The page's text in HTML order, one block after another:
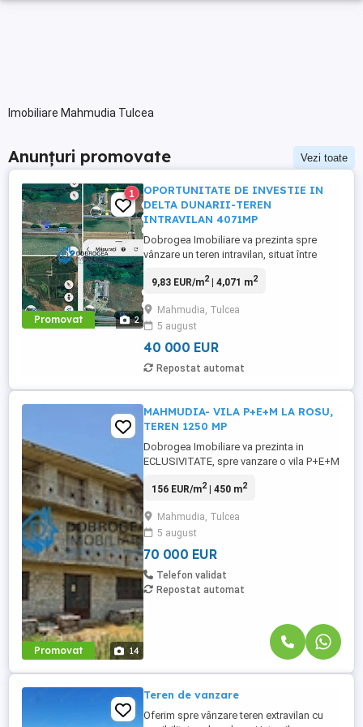
Imobiliare Mahmudia Tulcea
Anunțuri promovate Vezi toate
Promovat 2
1
OPORTUNITATE DE INVESTIE IN
DELTA DUNARII-TEREN
INTRAVILAN 4071MP
Dobrogea Imobiliare va prezinta spre
vânzare un teren intravilan, situat între
potențial turistic deosebit. Proprietatea
ieșire în Dunăre, fiind ideală pentru
dezvoltarea unei afaceri în domeniul
turismului. Avantaje: Teren ...
9,83 EUR/m2| 4,071 m2
Mahmudia, Tulcea
5 august
40 000 EUR
Repostat automat
Promovat 14
MAHMUDIA- VILA P+E+M LA ROSU,
TEREN 1250 MP
Dobrogea Imobiliare va prezinta in
ECLUSIVITATE, spre vanzare o vila P+E+M
1250 mp, deschidere stradala 30 ml.
Amprenta la sol: 14x14 PARTER: 2 camere,
bucatarie, camara , baie , garaj ETAJ: 5
camere ,baie, terasa . MANSARDA: ...
156 EUR/m2| 450 m2
Mahmudia, Tulcea
5 august
70 000 EUR
Telefon validat
Repostat automat
Teren de vanzare
Oferim spre vânzare teren extravilan cu